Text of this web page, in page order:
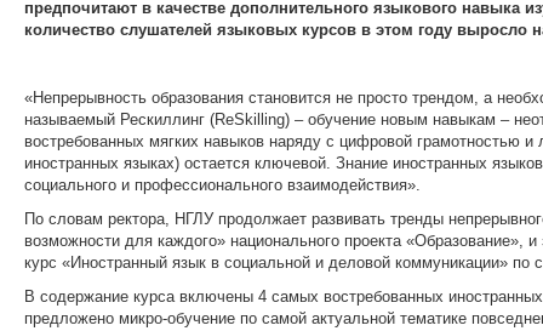
предпочитают в качестве дополнительного языкового навыка
количество слушателей языковых курсов в этом году выросло
«Непрерывность образования становится не просто трендом, а
называемый Рескиллинг (ReSkilling) – обучение новым навыкам –
востребованных мягких навыков наряду с цифровой грамотностью
иностранных языках) остается ключевой. Знание иностранных
социального и профессионального взаимодействия».
По словам ректора, НГЛУ продолжает развивать тренды
возможности для каждого» национального проекта «Образование»,
курс «Иностранный язык в социальной и деловой коммуникации» по
В содержание курса включены 4 самых востребованных
предложено микро-обучение по самой актуальной тематике